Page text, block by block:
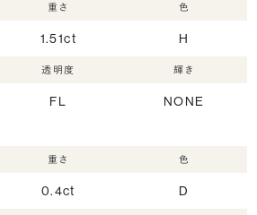
重さ
1.51ct
色
H
透明度
FL
輝き
NONE
重さ
0.4ct
色
D